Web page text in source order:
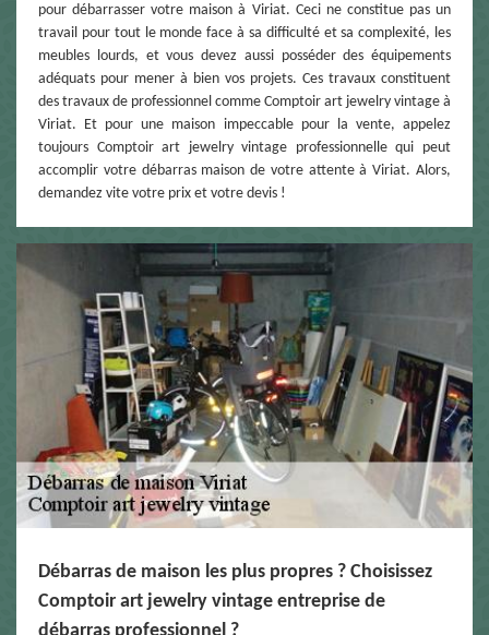
pour débarrasser votre maison à Viriat. Ceci ne constitue pas un
travail pour tout le monde face à sa difficulté et sa complexité, les
meubles lourds, et vous devez aussi posséder des équipements
adéquats pour mener à bien vos projets. Ces travaux constituent
des travaux de professionnel comme Comptoir art jewelry vintage à
Viriat. Et pour une maison impeccable pour la vente, appelez
toujours Comptoir art jewelry vintage professionnelle qui peut
accomplir votre débarras maison de votre attente à Viriat. Alors,
demandez vite votre prix et votre devis !
Débarras de maison les plus propres ? Choisissez
Comptoir art jewelry vintage entreprise de